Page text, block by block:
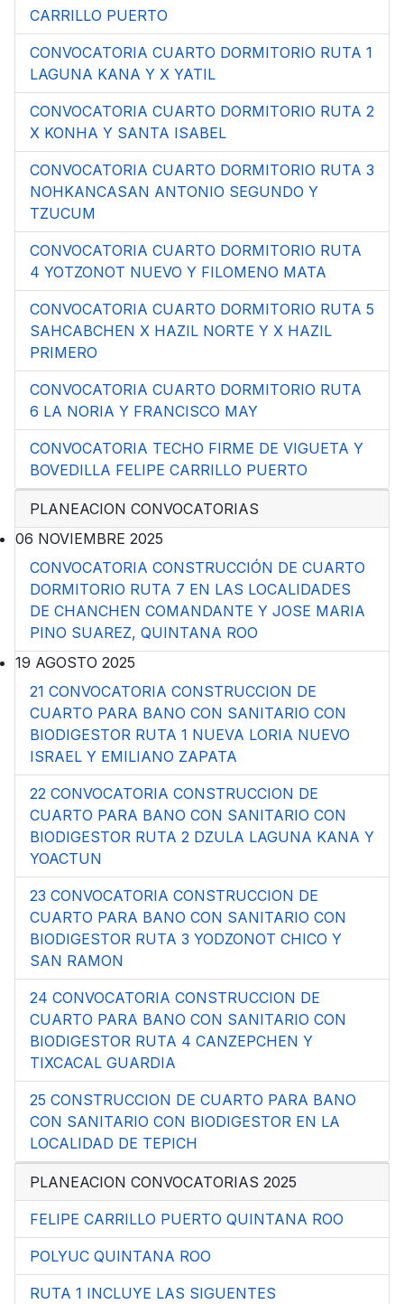
CARRILLO PUERTO
CONVOCATORIA CUARTO DORMITORIO RUTA 1
LAGUNA KANA Y X YATIL
CONVOCATORIA CUARTO DORMITORIO RUTA 2
X KONHA Y SANTA ISABEL
CONVOCATORIA CUARTO DORMITORIO RUTA 3
NOHKANCASAN ANTONIO SEGUNDO Y
TZUCUM
CONVOCATORIA CUARTO DORMITORIO RUTA
4 YOTZONOT NUEVO Y FILOMENO MATA
CONVOCATORIA CUARTO DORMITORIO RUTA 5
SAHCABCHEN X HAZIL NORTE Y X HAZIL
PRIMERO
CONVOCATORIA CUARTO DORMITORIO RUTA
6 LA NORIA Y FRANCISCO MAY
CONVOCATORIA TECHO FIRME DE VIGUETA Y
BOVEDILLA FELIPE CARRILLO PUERTO
PLANEACION CONVOCATORIAS
06 NOVIEMBRE 2025
CONVOCATORIA CONSTRUCCIÓN DE CUARTO
DORMITORIO RUTA 7 EN LAS LOCALIDADES
DE CHANCHEN COMANDANTE Y JOSE MARIA
PINO SUAREZ, QUINTANA ROO
19 AGOSTO 2025
21 CONVOCATORIA CONSTRUCCION DE
CUARTO PARA BANO CON SANITARIO CON
BIODIGESTOR RUTA 1 NUEVA LORIA NUEVO
ISRAEL Y EMILIANO ZAPATA
22 CONVOCATORIA CONSTRUCCION DE
CUARTO PARA BANO CON SANITARIO CON
BIODIGESTOR RUTA 2 DZULA LAGUNA KANA Y
YOACTUN
23 CONVOCATORIA CONSTRUCCION DE
CUARTO PARA BANO CON SANITARIO CON
BIODIGESTOR RUTA 3 YODZONOT CHICO Y
SAN RAMON
24 CONVOCATORIA CONSTRUCCION DE
CUARTO PARA BANO CON SANITARIO CON
BIODIGESTOR RUTA 4 CANZEPCHEN Y
TIXCACAL GUARDIA
25 CONSTRUCCION DE CUARTO PARA BANO
CON SANITARIO CON BIODIGESTOR EN LA
LOCALIDAD DE TEPICH
PLANEACION CONVOCATORIAS 2025
FELIPE CARRILLO PUERTO QUINTANA ROO
POLYUC QUINTANA ROO
RUTA 1 INCLUYE LAS SIGUENTES